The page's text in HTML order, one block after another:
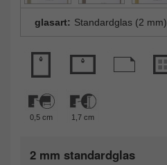
glasart: Standardglas (2 mm)
0,5 cm 1,7 cm
2 mm standardglas